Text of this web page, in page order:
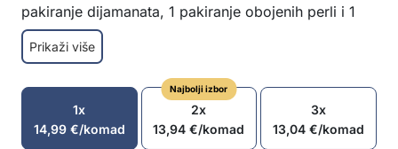
pakiranje dijamanata, 1 pakiranje obojenih perli i 1
dužu nit!
Slatki motivi jednoroga
Lako i zabavno za izraditi
Boja se prirodno suši
Pogodno za početnike i iskusne kreatore
Savršen poklon za rođendane, praznike i druge
Prikaži više
1x
14,99 €/komad
Najbolji izbor
2x
13,94€/komad
3x
13,04€/komad